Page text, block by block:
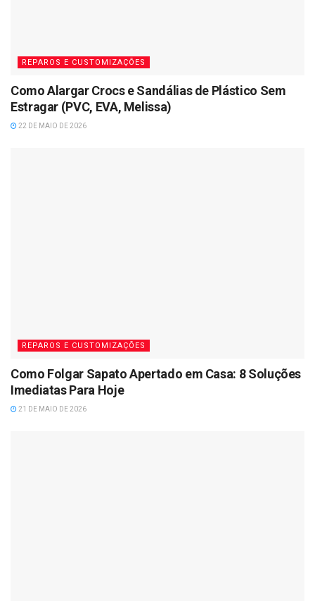
REPAROS E CUSTOMIZAÇÕES
Como Alargar Crocs e Sandálias de Plástico Sem
Estragar (PVC, EVA, Melissa)
22 DE MAIO DE 2026
REPAROS E CUSTOMIZAÇÕES
Como Folgar Sapato Apertado em Casa: 8 Soluções
Imediatas Para Hoje
21 DE MAIO DE 2026